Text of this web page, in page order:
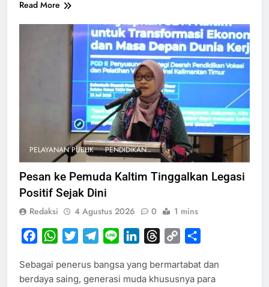
Read More
PELAYANAN PUBLIK PENDIDIKAN
Pesan ke Pemuda Kaltim Tinggalkan Legasi
Positif Sejak Dini
Redaksi 4 Agustus 2026 0 1 mins
FacebookWhatsApp
TwitterTelegram
Line LinkedInThreads
Copy
Sebagai penerus bangsa yang bermartabat dan
berdaya saing, generasi muda khususnya para